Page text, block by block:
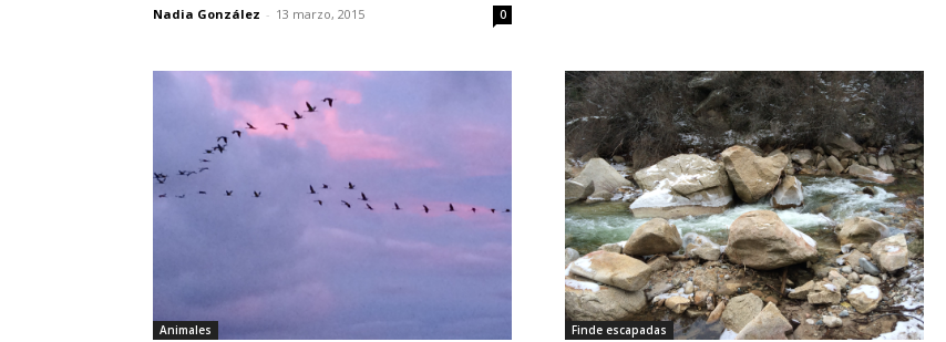
Nadia González - 13 marzo, 2015 0
Animales Finde escapadas